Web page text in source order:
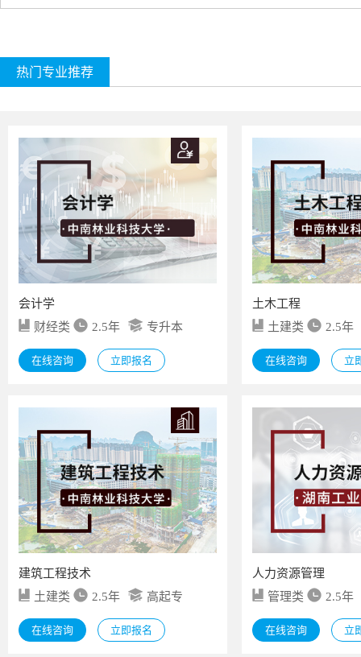
热门专业推荐
会计学
财经类
2.5年 专升本
在线咨询 立即报名
土木工程
土建类
2.5年
在线咨询 立
建筑工程技术
土建类
2.5年 高起专
在线咨询 立即报名
人力资源管理
管理类
2.5年
在线咨询 立